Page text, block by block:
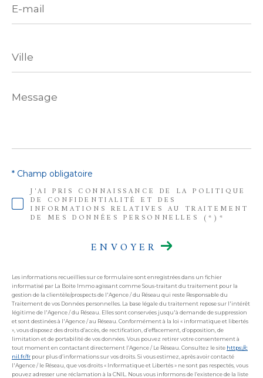
mail
Message
*
J'AI PRIS CONNAISSANCE DE LA POLITIQUE
DE CONFIDENTIALITÉ ET DES
INFORMATIONS RELATIVES AU TRAITEMENT
DE MES DONNÉES PERSONNELLES (*)*
* Champ obligatoire
ENVOYER
Les informations recueillies sur ce formulaire sont enregistrées dans un fichier
informatisé par La Boite Immo agissant comme Sous-traitant du traitement pour la
gestion de la clientèle/prospects de l'Agence / du Réseau qui reste Responsable du
Traitement de vos Données personnelles. La base légale du traitement repose sur l'intérêt
légitime de l'Agence / du Réseau. Elles sont conservées jusqu'à demande de suppression
et sont destinées à l'Agence / au Réseau. Conformément à la loi « informatique et libertés
», vous disposez des droits d’accès, de rectification, d’effacement, d’opposition, de
limitation et de portabilité de vos données. Vous pouvez retirer votre consentement à
tout moment en contactant directement l’Agence / Le Réseau. Consultez le site https://c
nil.fr/fr pour plus d’informations sur vos droits. Si vous estimez, après avoir contacté
l'Agence / le Réseau, que vos droits « Informatique et Libertés » ne sont pas respectés, vous
pouvez adresser une réclamation à la CNIL. Nous vous informons de l’existence de la liste